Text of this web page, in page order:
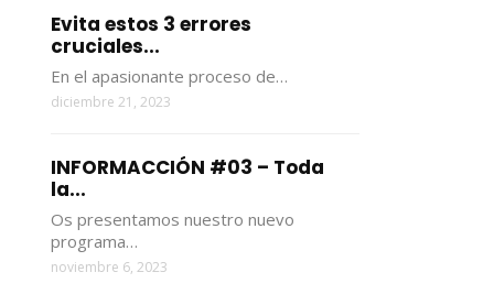
Evita estos 3 errores
cruciales...
En el apasionante proceso de…
diciembre 21, 2023
INFORMACCIÓN #03 – Toda
la...
Os presentamos nuestro nuevo
programa…
noviembre 6, 2023